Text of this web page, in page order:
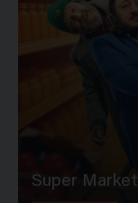
Super Market